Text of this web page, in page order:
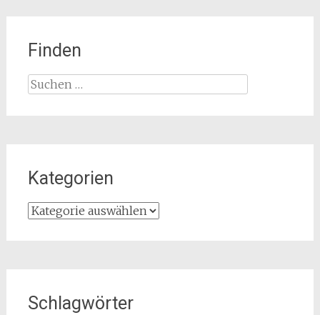
Finden
Suchen
Kategorien
Kategorien
Schlagwörter